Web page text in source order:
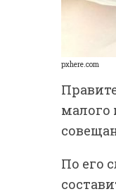
pxhere.com
малого
По его